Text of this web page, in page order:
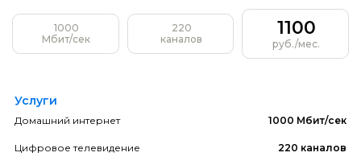
1000
Мбит/сек
220
каналов
1100
руб./мес.
Услуги
Домашний интернет 1000 Мбит/сек
Цифровое телевидение 220 каналов